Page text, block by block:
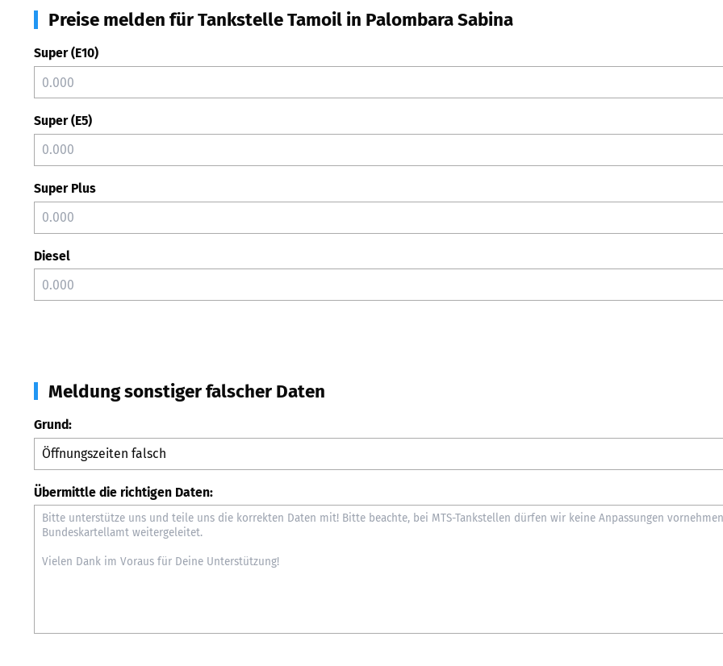
Preise melden für Tankstelle Tamoil in Palombara Sabina
Super (E10)
Super (E5)
Super Plus
Diesel
Meldung sonstiger falscher Daten
Grund:
Übermittle die richtigen Daten: